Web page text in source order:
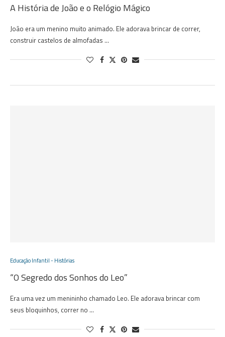
A História de João e o Relógio Mágico
João era um menino muito animado. Ele adorava brincar de correr,
construir castelos de almofadas …
Educação Infantil - Histórias
“O Segredo dos Sonhos do Leo”
Era uma vez um menininho chamado Leo. Ele adorava brincar com
seus bloquinhos, correr no …